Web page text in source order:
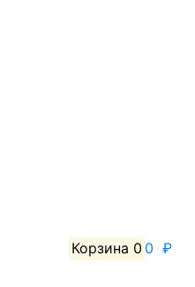
Корзина 0 0 ₽